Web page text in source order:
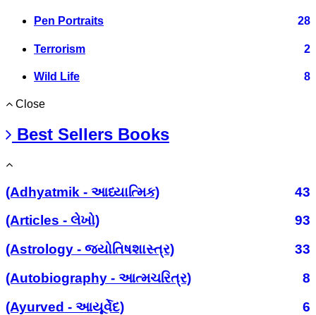
Pen Portraits 28
Terrorism 2
Wild Life 8
Close
Best Sellers Books
(Adhyatmik - આધ્યાત્મિક)
43
(Articles - લેખો)
93
(Astrology - જ્યોતિષશાસ્ત્ર)
33
(Autobiography - આત્મચરિત્ર)
8
(Ayurved - આયૂર્વેદ)
6